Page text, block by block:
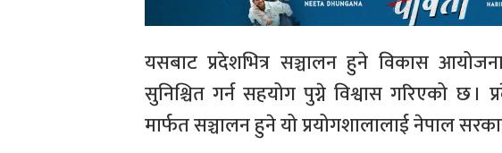
यसबाट प्रदेशभित्र सञ्चालन हुने विकास
सुनिश्चित गर्न सहयोग पुग्ने विश्वास गरिएको छ
मार्फत सञ्चालन हुने यो प्रयोगशालालाई नेपाल